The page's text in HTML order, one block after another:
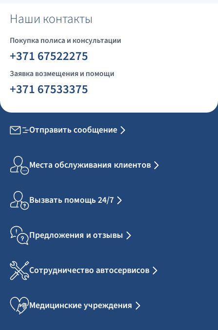
Наши контакты
Покупка полиса и консультации
+371 67522275
Заявка возмещения и помощи
+371 67533375
Отправить сообщение
Места обслуживания клиентов
Вызвать помощь 24/7
Предложения и отзывы
Сотрудничество автосервисов
Медицинские учреждения